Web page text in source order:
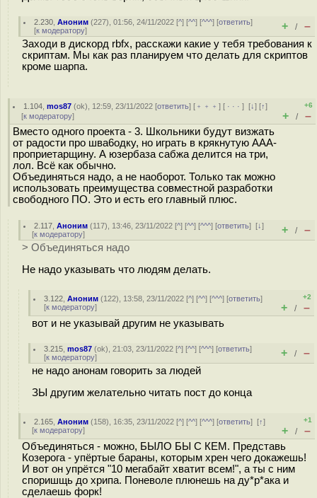
2.230 ,Аноним (227), 01:56, 24/11/2022 [^] [^^] [^^^] [ответить]
[к модератору] + / –
Заходи в дискорд rbfx, расскажи какие у тебя требования к
скриптам. Мы как раз планируем что делать для скриптов
кроме шарпа.
1.104 ,mos87 (ok), 12:59, 23/11/2022 [ответить] [ ﹢﹢﹢] [ · · ·][↓] [↑]
[к модератору]
+6
+ / –
Вместо одного проекта - 3. Школьники будут визжать
от радости про шва6одку, но играть в крякнутую ААА-
проприетарщину. А юзербаза сабжа делится на три,
лол. Всё как обычно.
Объединяться надо, а не наоборот. Только так можно
использовать преимущества совместной разработки
свободного ПО. Это и есть его главный плюс.
2.117 ,Аноним (117), 13:46, 23/11/2022 [^] [^^] [^^^] [ответить][↓]
[к модератору] + / –
> Объединяться надо
Не надо указывать что людям делать.
3.122 ,Аноним (122), 13:58, 23/11/2022 [^] [^^] [^^^] [ответить]
[к модератору]
+2
+ / –
вот и не указывай другим не указывать
3.215 ,mos87 (ok), 21:03, 23/11/2022 [^] [^^] [^^^] [ответить]
[к модератору] + / –
не надо анонам говорить за людей
ЗЫ другим желательно читать пост до конца
2.165 ,Аноним (158), 16:35, 23/11/2022 [^] [^^] [^^^] [ответить][↑]
[к модератору]
+1
+ / –
Объединяться - можно, БЫЛО БЫ С КЕМ. Представь
Козерога - упёртые бараны, которым хрен чего докажешь!
И вот он упрётся "10 мегабайт хватит всем!", а ты с ним
споришщь до хрипа. Поневоле плюнешь на ду*р*ака и
сделаешь форк!